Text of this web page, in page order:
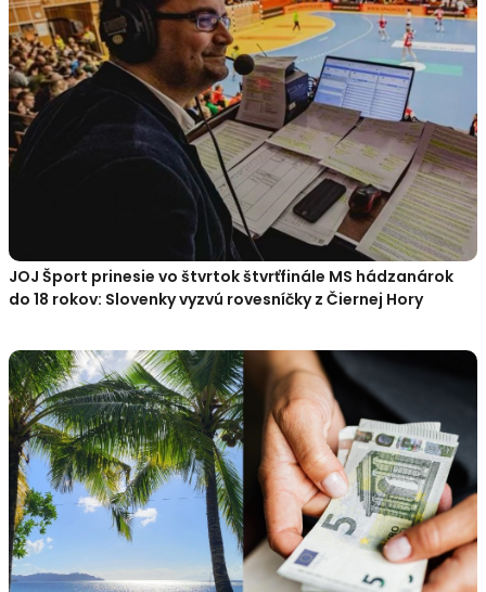
JOJ Šport prinesie vo štvrtok štvrťfinále MS hádzanárok
do 18 rokov: Slovenky vyzvú rovesníčky z Čiernej Hory